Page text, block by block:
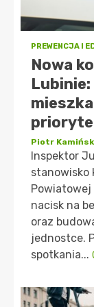
PREWENCJA I
Nowa
Piotr
Inspektor
stanowisko
Powiatowej
nacisk na
oraz
jednostce.
spotkania...